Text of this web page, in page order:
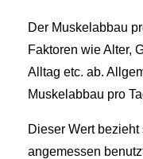
Der Muskelabbau
Faktoren wie Alter,
Alltag etc. ab.
Muskelabbau pro
Dieser Wert
angemessen